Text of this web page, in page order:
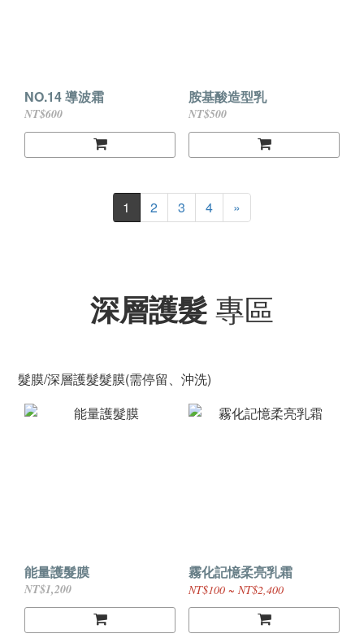
NO.14 導波霜
NT$600
胺基酸造型乳
NT$500
1 2 3 4 »
深層護髮專區
髮膜/深層護髮髮膜(需停留、沖洗)
能量護髮膜
NT$1,200
霧化記憶柔亮乳霜
NT$100 ~ NT$2,400